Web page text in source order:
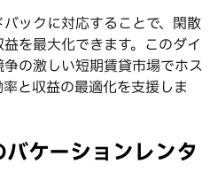
ックに対応することで、閑散
を最大化できます。このダイ
の激しい短期賃貸市場でホス
と収益の最適化を支援しま
ケーションレンタ